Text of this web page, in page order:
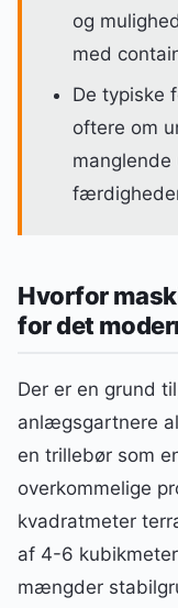
og
med
De typiske
oftere om
Hvorfor
for det
Der er en grund
anlægsgartnere
en trillebør som
overkommelige
kvadratmeter
af 4-6
mængder